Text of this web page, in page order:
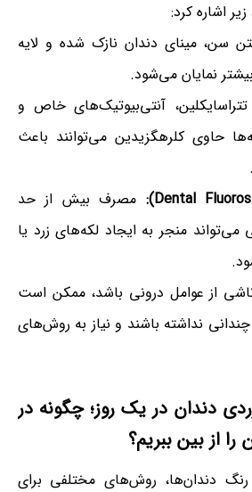
اشاره کرد:
سن، مینای دندان نازک شده و لایه
تتراسایکلین، آنتی‌بیوتیک‌های خاص و
حاوی کلرهگزیدین می‌توانند باعث
مصرف بیش از حد
می‌تواند منجر به ایجاد لکه‌های زرد یا
از عوامل درونی باشد، ممکن است
نداشته باشند و نیاز به روش‌های
؛چگونه در
از بین ببریم؟
رنگ دندان‌ها، روش‌های مختلفی برای